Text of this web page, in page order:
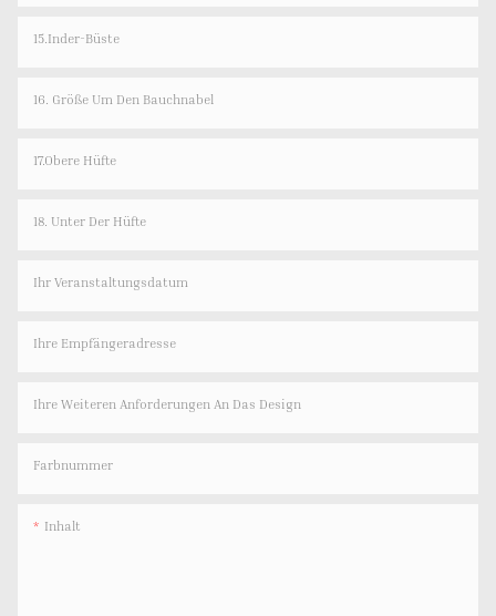
15.Inder-Büste
16. Größe Um Den Bauchnabel
17.Obere Hüfte
18. Unter Der Hüfte
Ihr Veranstaltungsdatum
Ihre Empfängeradresse
Ihre Weiteren Anforderungen An Das Design
Farbnummer
Inhalt